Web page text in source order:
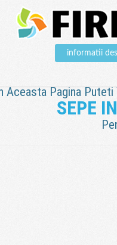
informatii
Aceasta Pagina
SEPE